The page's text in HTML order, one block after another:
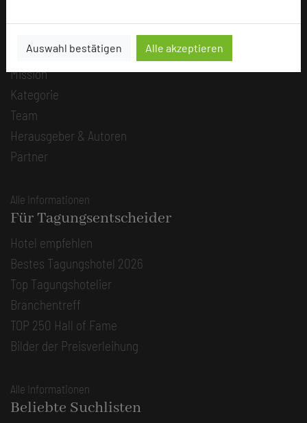
Auswahl bestätigen Alle akzeptieren
Über uns
Mission
Kategorie
Team
Herausgeber & Autoren
Partner
Alle Informationen
Für Tagungsentscheider
Hotel empfehlen
Bestes Tagungshotel 2026
Top Tagungshotelier
Branchentreff
TOP 250 Hall of Fame
Bilder der Preisverleihung
Alle Informationen
Beliebte Suchlisten